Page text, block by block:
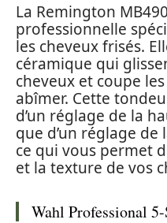
La Remington
professionnelle
les cheveux frisés.
céramique qui
cheveux et coupe
abîmer. Cette
d’un réglage de la
que d’un réglage
ce qui vous permet
et la texture de vos
Wahl Professional